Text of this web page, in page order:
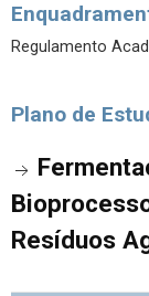
Regulamento
Plano de
Resíduos